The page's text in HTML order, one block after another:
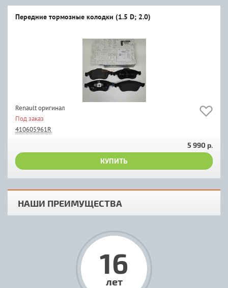
Передние тормозные колодки (1.5 D; 2.0)
Renault оригинал
Под заказ
410605961R
5 990 р.
КУПИТЬ
НАШИ ПРЕИМУЩЕСТВА
16
лет